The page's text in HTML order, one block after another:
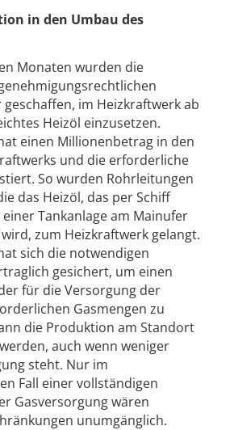
in den Umbau des
Monaten wurden die
im Heizkraftwerk ab
Heizöl einzusetzen.
einen Millionenbetrag in den
und die erforderliche
So wurden Rohrleitungen
das Heizöl, das per Schiff
Tankanlage am Mainufer
zum Heizkraftwerk gelangt.
sich die notwendigen
gesichert, um einen
für die Versorgung der
Gasmengen zu
die Produktion am Standort
auch wenn weniger
steht. Nur im
Fall einer vollständigen
Gasversorgung wären
unumgänglich.